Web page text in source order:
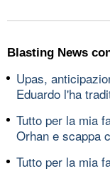
Blasting News
Upas,
Eduardo l'ha
Tutto per la mia
Orhan e scappa
Tutto per la mia